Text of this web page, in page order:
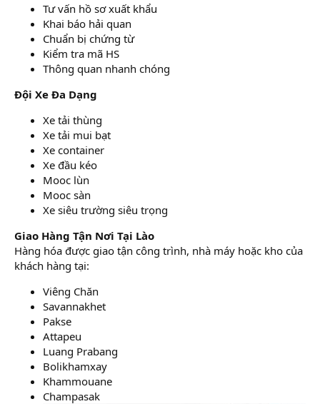
Tư vấn hồ sơ xuất khẩu
Khai báo hải quan
Chuẩn bị chứng từ
Kiểm tra mã HS
Thông quan nhanh chóng
Đội Xe Đa Dạng
Xe tải thùng
Xe tải mui bạt
Xe container
Xe đầu kéo
Mooc lùn
Mooc sàn
Xe siêu trường siêu trọng
Giao Hàng Tận Nơi Tại Lào
Hàng hóa được giao tận công trình, nhà máy hoặc kho của
khách hàng tại:
Viêng Chăn
Savannakhet
Pakse
Attapeu
Luang Prabang
Bolikhamxay
Khammouane
Champasak